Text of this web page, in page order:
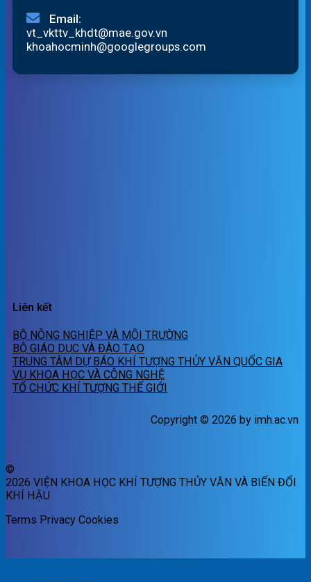
Email:
vt_vkttv_khdt@mae.gov.vn
khoahocminh@googlegroups.com
Liên kết
BỘ NÔNG NGHIỆP VÀ MÔI TRƯỜNG
BỘ GIÁO DỤC VÀ ĐÀO TẠO
TRUNG TÂM DỰ BÁO KHÍ TƯỢNG THỦY VĂN QUỐC GIA
VỤ KHOA HỌC VÀ CÔNG NGHỆ
TỔ CHỨC KHÍ TƯỢNG THẾ GIỚI
Copyright © 2026 by imh.ac.vn
©
2026 VIỆN KHOA HỌC KHÍ TƯỢNG THỦY VĂN VÀ BIẾN ĐỔI
KHÍ HẬU
Terms Privacy Cookies